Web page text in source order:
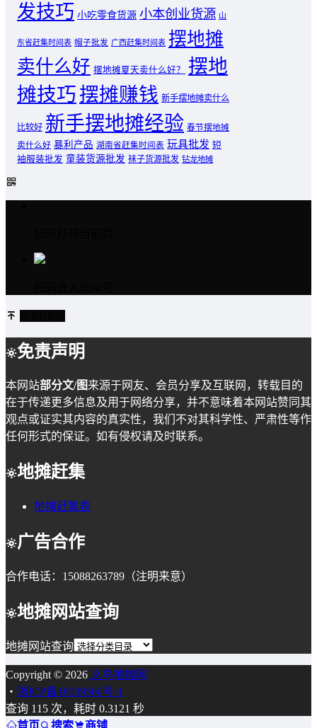
发技巧 小吃零食货源 小本创业货源 山
东省赶集时间表 帽子批发 广西赶集时间表 摆地摊
卖什么好 摆地摊夏天卖什么好？
摆地
摊技巧摆摊赚钱 新手摆地摊卖什么
比较好 新手摆地摊经验 春节摆地摊
卖什么好 暴利产品 湖南省赶集时间表 玩具批发 短
袖服装批发 童装货源批发 袜子货源批发 钻龙地摊
免责声明
本网站部分文/图来源于网友、会员分享及互联网，转载目的
在于传递更多信息及用于网络分享，并不意味着本网站赞同其
观点或证实其内容的真实性，我们不对其科学性、严肃性等作
任何形式的保证。如有侵权请及时联系。
地摊赶集
地摊赶集表
广告合作
合作电话：15088263789（注明来意）
地摊网站查询
地摊网站查询
Copyright © 2026 义乌地摊网
・ 浙ICP备18039566号-1
查询 115 次，耗时 0.3121 秒
首页
搜索 商铺